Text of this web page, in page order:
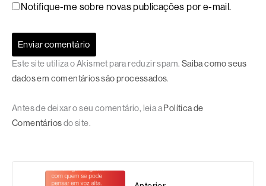
Notifique-me sobre novas publicações por e-mail.
Este site utiliza o Akismet para reduzir spam. Saiba como seus
dados em comentários são processados.
Antes de deixar o seu comentário, leia aPolítica de
Comentáriosdo site.